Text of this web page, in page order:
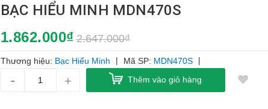
BẠC HIỂU MINH MDN470S
1.862.000₫ 2.647.000₫
Thương hiệu: Bạc Hiểu Minh | Mã SP: MDN470S |
- + Thêm vào giỏ hàng